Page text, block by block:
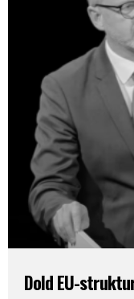
Dold EU-